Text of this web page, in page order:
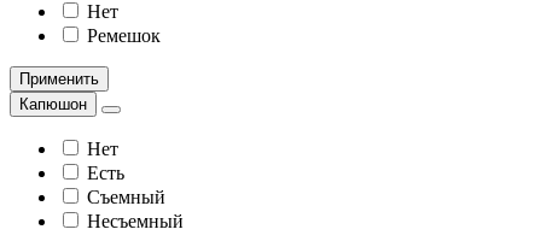
Нет
Ремешок
Применить
Капюшон
Нет
Есть
Съемный
Несъемный